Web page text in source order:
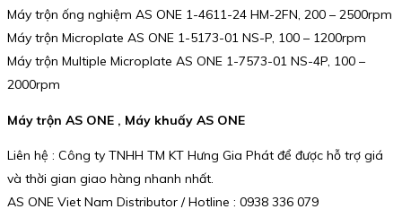
Máy trộn ống nghiệm AS ONE 1-4611-24 HM-2FN, 200 – 2500rpm
Máy trộn Microplate AS ONE 1-5173-01 NS-P, 100 – 1200rpm
Máy trộn Multiple Microplate AS ONE 1-7573-01 NS-4P, 100 –
2000rpm
Máy trộn AS ONE , Máy khuấy AS ONE
Liên hệ : Công ty TNHH TM KT Hưng Gia Phát để được hỗ trợ giá
và thời gian giao hàng nhanh nhất.
AS ONE Viet Nam Distributor / Hotline : 0938 336 079